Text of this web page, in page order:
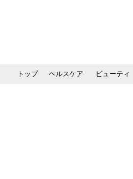
トップ ヘルスケア ビューティ